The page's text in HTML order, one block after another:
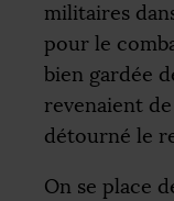
militaires
pour le
bien gardée
revenaient
détourné le
On se place